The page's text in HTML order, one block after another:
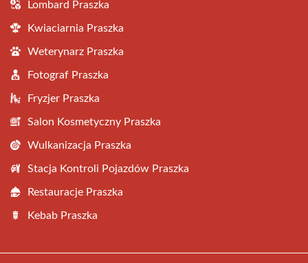
Lombard Praszka
Kwiaciarnia Praszka
Weterynarz Praszka
Fotograf Praszka
Fryzjer Praszka
Salon Kosmetyczny Praszka
Wulkanizacja Praszka
Stacja Kontroli Pojazdów Praszka
Restauracje Praszka
Kebab Praszka